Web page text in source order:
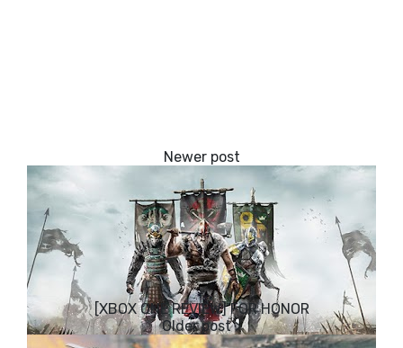
[XBOX ONE REVIEW] FOR HONOR